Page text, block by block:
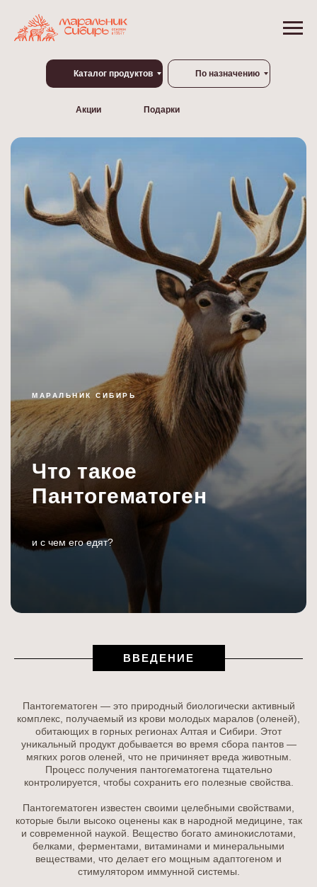
Каталог продуктов По назначению
Акции Подарки
МАРАЛЬНИК СИБИРЬ
Что такое
Пантогематоген
и с чем его едят?
ВВЕДЕНИЕ
Пантогематоген — это природный биологически активный
комплекс, получаемый из крови молодых маралов (оленей),
обитающих в горных регионах Алтая и Сибири. Этот
уникальный продукт добывается во время сбора пантов —
мягких рогов оленей, что не причиняет вреда животным.
Процесс получения пантогематогена тщательно
контролируется, чтобы сохранить его полезные свойства.
Пантогематоген известен своими целебными свойствами,
которые были высоко оценены как в народной медицине, так
и современной наукой. Вещество богато аминокислотами,
белками, ферментами, витаминами и минеральными
веществами, что делает его мощным адаптогеном и
стимулятором иммунной системы.